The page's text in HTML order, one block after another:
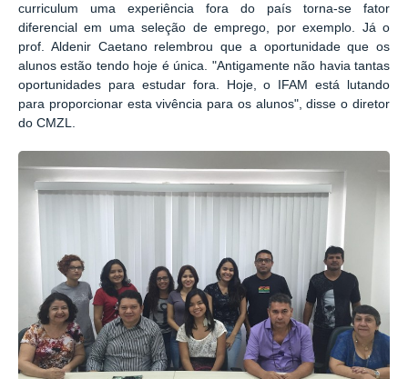
curriculum uma experiência fora do país torna-se fator
diferencial em uma seleção de emprego, por exemplo. Já o
prof. Aldenir Caetano relembrou que a oportunidade que os
alunos estão tendo hoje é única. "Antigamente não havia tantas
oportunidades para estudar fora. Hoje, o IFAM está lutando
para proporcionar esta vivência para os alunos", disse o diretor
do CMZL.